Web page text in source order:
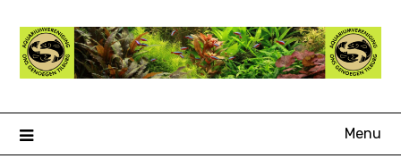
naar
inhoud
Menu